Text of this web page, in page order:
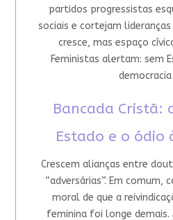
partidos progressistas
sociais e cortejam
cresce, mas espaço
Feministas alertam: sem
Bancada Cristã:
Estado e o ódio
Crescem alianças entre
“adversárias”. Em comum,
moral de que a
feminina foi longe